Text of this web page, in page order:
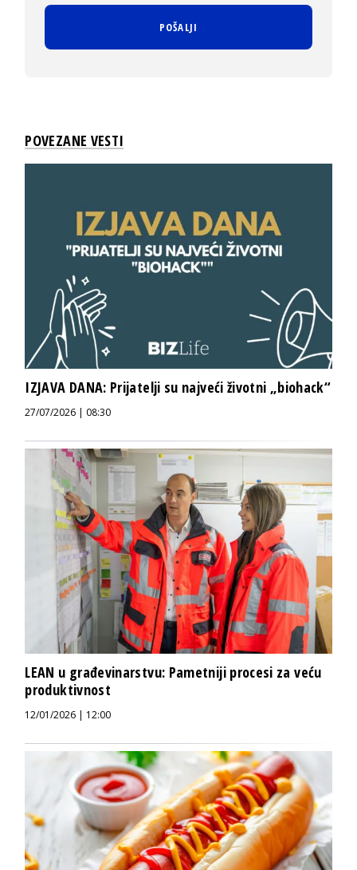
POVEZANE VESTI
IZJAVA DANA: Prijatelji su najveći životni „biohack“
27/07/2026 | 08:30
LEAN u građevinarstvu: Pametniji procesi za veću
produktivnost
12/01/2026 | 12:00